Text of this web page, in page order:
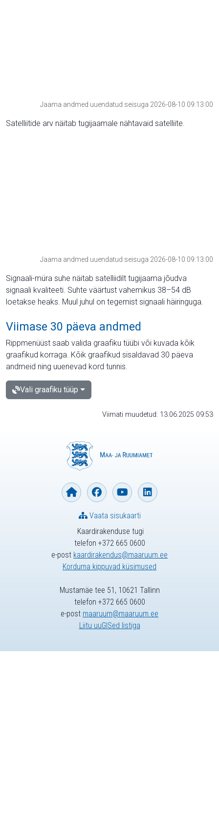
Jaama andmed uuendatud seisuga 2026-08-10 09:13:00
Satelliitide arv näitab tugijaamale nähtavaid satelliite.
Jaama andmed uuendatud seisuga 2026-08-10 09:13:00
Signaali-müra suhe näitab satelliidilt tugijaama jõudva
signaali kvaliteeti. Suhte väärtust vahemikus 38–54 dB
loetakse heaks. Muul juhul on tegemist signaali häiringuga.
Viimase 30 päeva andmed
Rippmenüüst saab valida graafiku tüübi või kuvada kõik
graafikud korraga. Kõik graafikud sisaldavad 30 päeva
andmeid ning uuenevad kord tunnis.
Vali graafiku tüüp
Viimati muudetud: 13.06.2025 09:53
Kaardirakenduse tugi
telefon +372 665 0600
e-post kaardirakendus@maaruum.ee
Korduma kippuvad küsimused
Vaata sisukaarti
Mustamäe tee 51, 10621 Tallinn
telefon +372 665 0600
e-post maaruum@maaruum.ee
Liitu uuGISed listiga